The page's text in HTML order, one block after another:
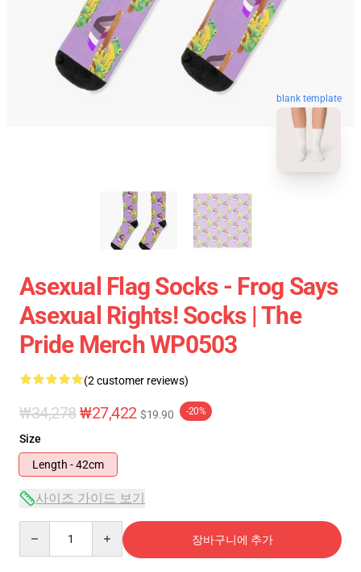
blank template
Asexual Flag Socks - Frog Says
Asexual Rights! Socks | The
Pride Merch WP0503
(2 customer reviews)
₩34,278₩27,422 $19.90 -20%
Size
Length - 42cm
사이즈 가이드 보기
장바구니에 추가